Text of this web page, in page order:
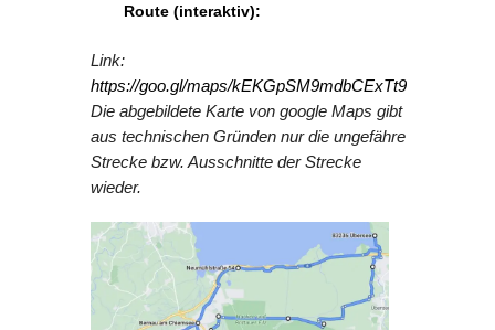
Route (interaktiv):
Link:
https://goo.gl/maps/kEKGpSM9mdbCExTt9
Die abgebildete Karte von google Maps gibt
aus technischen Gründen nur die ungefähre
Strecke bzw. Ausschnitte der Strecke
wieder.